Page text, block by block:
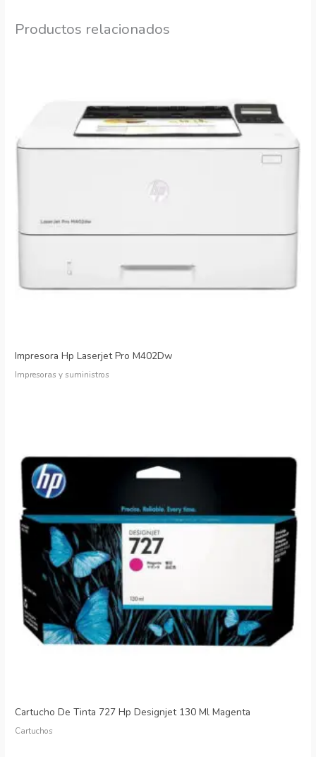
Productos relacionados
Impresora Hp Laserjet Pro M402Dw
Impresoras y suministros
Cartucho De Tinta 727 Hp Designjet 130 Ml Magenta
Cartuchos